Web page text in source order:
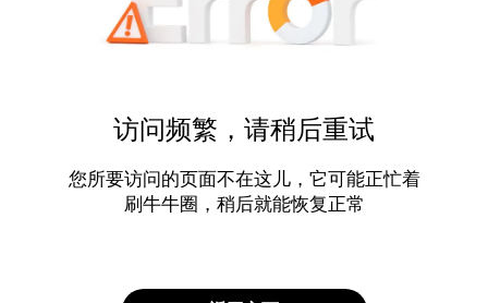
访问频繁，请稍后重试
您所要访问的页面不在这儿，它可能正忙着
刷牛牛圈，稍后就能恢复正常